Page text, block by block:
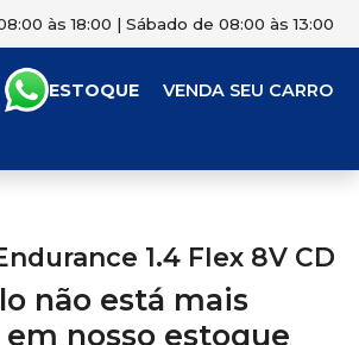
às 18:00 | Sábado de 08:00 às 13:00
ESTOQUE VENDA SEU CARRO
1.4 Flex 8V CD
não está mais
nosso estoque